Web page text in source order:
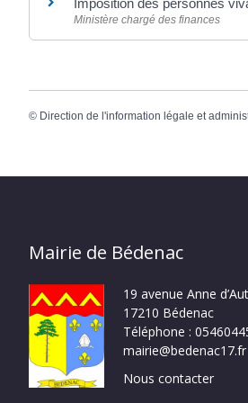
Imposition des personnes
Ministère chargé des finances
© Direction de l'information légale et
Mairie de Bédenac
19 avenue Anne
17210 Bédenac
Téléphone :
mairie@bedenac17.fr
Nous contacter